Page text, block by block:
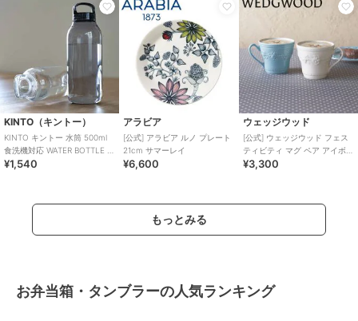
KINTO（キントー）
KINTO キントー 水筒 500ml
食洗機対応 WATER BOTTLE ウ
ォーターボトル
¥1,540
アラビア
[公式] アラビア ルノ プレート
21cm サマーレイ
¥6,600
ウェッジウッド
[公式] ウェッジウッド フェス
ティビティ マグ ペア アイボリ
ー・ブルー
¥3,300
もっとみる
お弁当箱・タンブラーの人気ランキング